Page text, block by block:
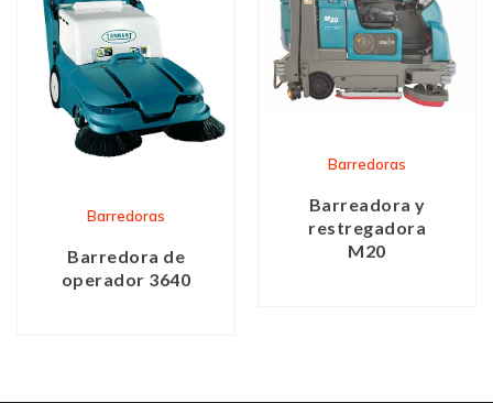
Barredoras
Barredora de
operador 3640
Barredoras
Barreadora y
restregadora
M20